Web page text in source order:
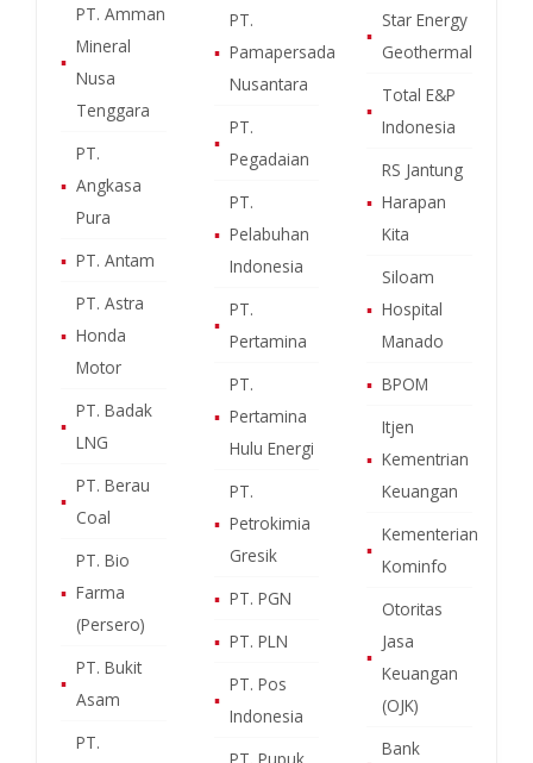
▪
PT. Amman
Mineral
Nusa
Tenggara
▪
PT.
Angkasa
Pura
▪ PT. Antam
▪
PT. Astra
Honda
Motor
▪
PT. Badak
LNG
▪
PT. Berau
Coal
▪
PT. Bio
Farma
(Persero)
▪
PT. Bukit
Asam
PT.
▪
PT.
Pamapersada
Nusantara
▪
PT.
Pegadaian
▪
PT.
Pelabuhan
Indonesia
▪
PT.
Pertamina
▪
PT.
Pertamina
Hulu Energi
▪
PT.
Petrokimia
Gresik
▪ PT. PGN
▪ PT. PLN
▪
PT. Pos
Indonesia
▪
Star Energy
Geothermal
▪
Total E&P
Indonesia
▪
RS Jantung
Harapan
Kita
▪
Siloam
Hospital
Manado
▪ BPOM
▪
Itjen
Kementrian
Keuangan
▪
Kementerian
Kominfo
▪
Otoritas
Jasa
Keuangan
(OJK)
Bank